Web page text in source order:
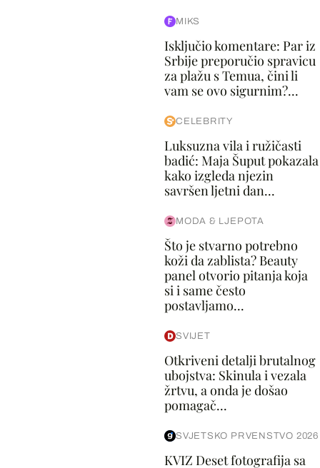
MIKS
Isključio komentare: Par iz
Srbije preporučio spravicu
za plažu s Temua, čini li
vam se ovo sigurnim?...
CELEBRITY
Luksuzna vila i ružičasti
badić: Maja Šuput pokazala
kako izgleda njezin
savršen ljetni dan...
MODA & LJEPOTA
Što je stvarno potrebno
koži da zablista? Beauty
panel otvorio pitanja koja
si i same često
postavljamo...
SVIJET
Otkriveni detalji brutalnog
ubojstva: Skinula i vezala
žrtvu, a onda je došao
pomagač...
SVJETSKO PRVENSTVO 2026
KVIZ Deset fotografija sa